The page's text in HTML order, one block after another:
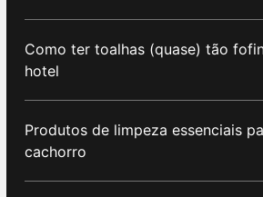
Como ter toalhas (quase) tão
hotel
Produtos de limpeza essenciais
cachorro